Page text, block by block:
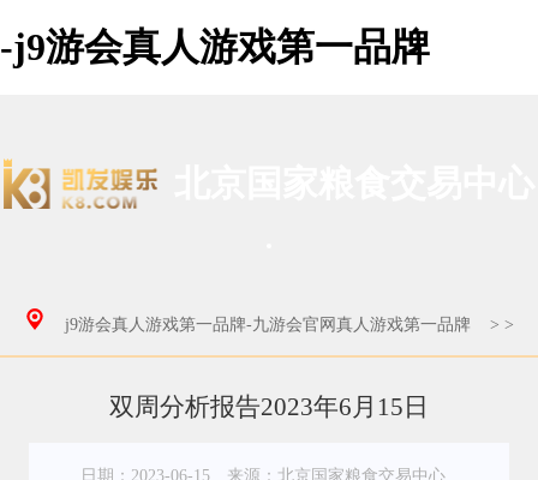
-j9游会真人游戏第一品牌
j9游会真人游戏第一品牌-九游会官网真人游戏第一品牌 > >
双周分析报告2023年6月15日
日期：2023-06-15 来源：北京国家粮食交易中心